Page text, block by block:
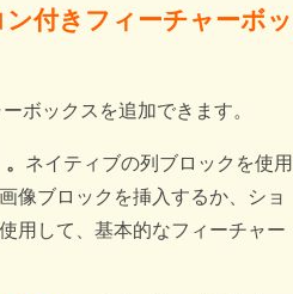
付きフィーチャーボッ
ボックスを追加できます。
ネイティブの列ブロックを使用
像ブロックを挿入するか、ショ
用して、基本的なフィーチャー